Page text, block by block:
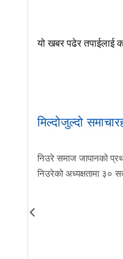
यो खबर पढेर तपाईलाई
मिल्दोजुल्दो
निउरे समाज जापानको
निउरेको अध्यक्षतामा ३०